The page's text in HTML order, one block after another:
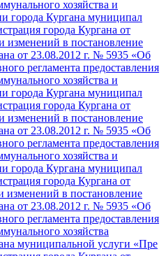
хозяйства и
города Кургана муниципал
города Кургана от
изменений в постановление
от 23.08.2012 г. № 5935 «Об
регламента предоставления
хозяйства и
города Кургана муниципал
города Кургана от
изменений в постановление
от 23.08.2012 г. № 5935 «Об
регламента предоставления
хозяйства и
города Кургана муниципал
города Кургана от
изменений в постановление
от 23.08.2012 г. № 5935 «Об
регламента предоставления
хозяйства
муниципальной услуги «Пре